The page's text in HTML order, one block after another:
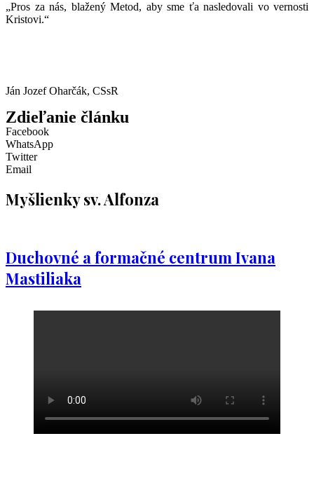
„Pros za nás, blažený Metod, aby sme ťa nasledovali vo vernosti
Kristovi.“
Ján Jozef Oharčák, CSsR
Zdieľanie článku
Facebook
WhatsApp
Twitter
Email
Myšlienky sv. Alfonza
Duchovné a formačné centrum Ivana
Mastiliaka